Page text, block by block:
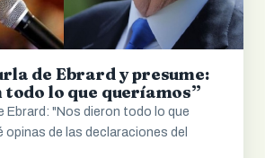
de Ebrard y presume:
todo lo que queríamos”
Ebrard: "Nos dieron todo lo que
opinas de las declaraciones del